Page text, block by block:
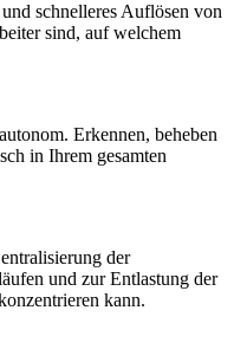
schnelleres Auflösen von
sind, auf welchem
Erkennen, beheben
in Ihrem gesamten
der
und zur Entlastung der
kann.